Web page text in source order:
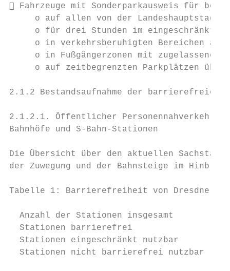
 Fahrzeuge mit Sonderparkausweis für
o auf allen von der Landeshauptstadt
o für drei Stunden im
o in verkehrsberuhigten Bereichen
o in Fußgängerzonen mit zugelassenem
o auf zeitbegrenzten Parkplätzen
2.1.2 Bestandsaufnahme der barrierefreien
2.1.2.1. Öffentlicher Personennahverkehr
Bahnhöfe und S-Bahn-Stationen
Die Übersicht über den aktuellen
der Zuwegung und der Bahnsteige im
Tabelle 1: Barrierefreiheit von Dresdner
Anzahl der Stationen insgesamt
Stationen barrierefrei
Stationen eingeschränkt nutzbar
Stationen nicht barrierefrei nutzbar